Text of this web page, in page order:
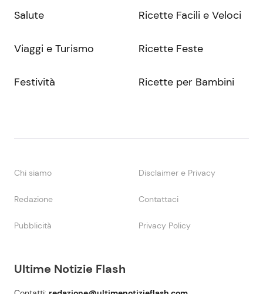
Ultime Notizie Flash
Salute
Viaggi e Turismo
Festività
Ricette Facili e Veloci
Ricette Feste
Ricette per Bambini
Chi siamo Disclaimer e Privacy
Redazione Contattaci
Pubblicità Privacy Policy